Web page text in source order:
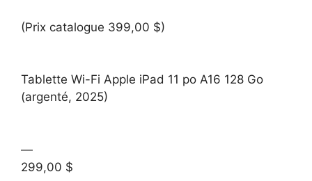
(Prix catalogue 399,00 $)
Tablette Wi-Fi Apple iPad 11 po A16 128 Go
(argenté, 2025)
—
299,00 $